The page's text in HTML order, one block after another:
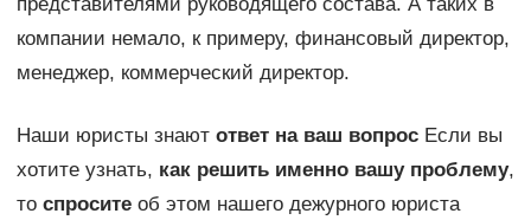
представителями руководящего состава. А таких в
компании немало, к примеру, финансовый директор,
менеджер, коммерческий директор.
Наши юристы знают ответ на ваш вопросЕсли вы
хотите узнать, как решить именно вашу проблему,
то спроситеоб этом нашего дежурного юриста